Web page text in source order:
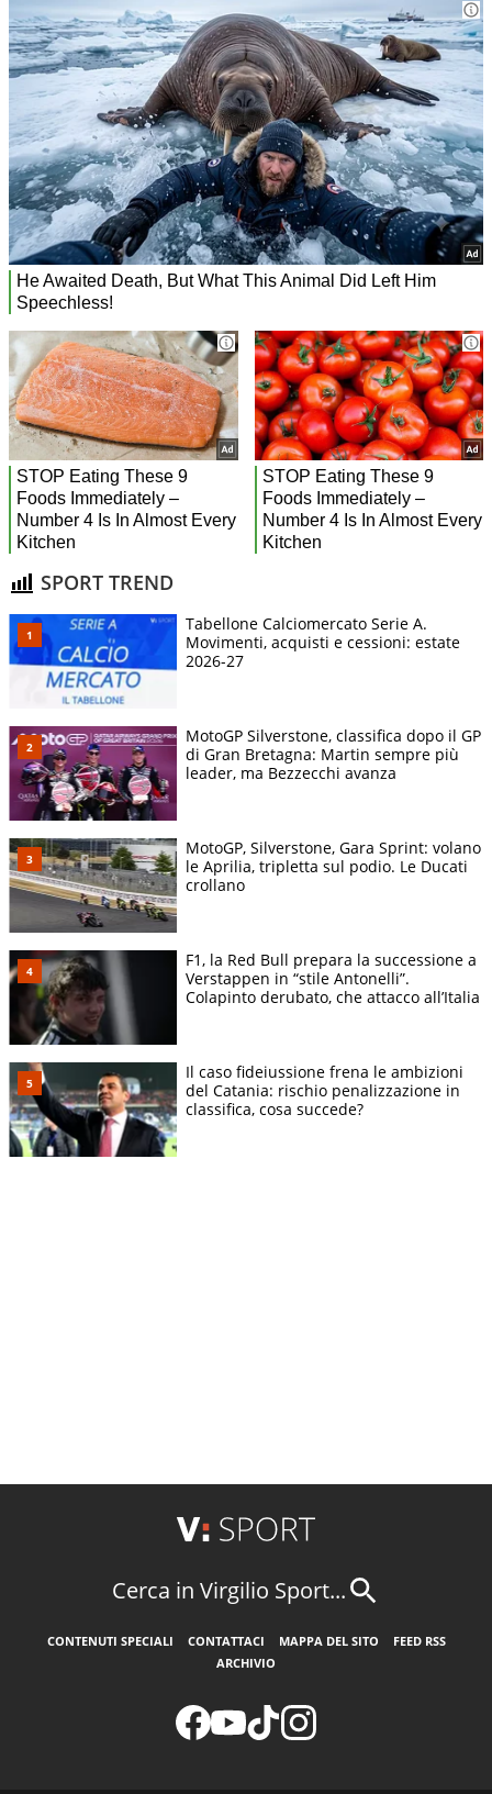
SPORT TREND
Tabellone Calciomercato Serie A.
Movimenti, acquisti e cessioni: estate
2026-27
MotoGP Silverstone, classifica dopo il GP
di Gran Bretagna: Martin sempre più
leader, ma Bezzecchi avanza
MotoGP, Silverstone, Gara Sprint: volano
le Aprilia, tripletta sul podio. Le Ducati
crollano
F1, la Red Bull prepara la successione a
Verstappen in “stile Antonelli”.
Colapinto derubato, che attacco all’Italia
Il caso fideiussione frena le ambizioni
del Catania: rischio penalizzazione in
classifica, cosa succede?
Cerca in Virgilio Sport...
CONTENUTI SPECIALI CONTATTACI MAPPA DEL SITO
FEED RSS
ARCHIVIO